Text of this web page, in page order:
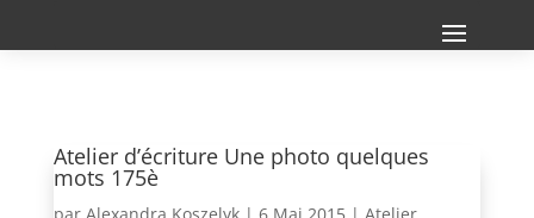
Atelier d’écriture Une photo quelques
mots 175è